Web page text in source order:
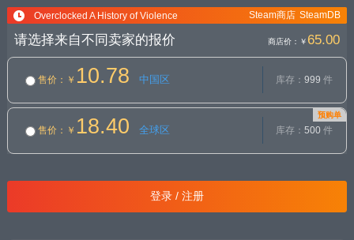
Overclocked A History of Violence SteamDB
Steam商店
请选择来自不同卖家的报价 商店价： ￥ 65.00
售价 ：￥ 10.78 中国区 库存： 999 件
预购单
售价 ：￥ 18.40 全球区 库存： 500件
登录 / 注册